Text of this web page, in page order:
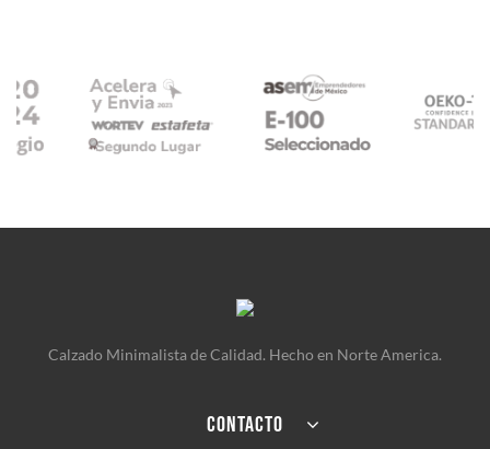
Calzado Minimalista de Calidad. Hecho en Norte America.
CONTACTO